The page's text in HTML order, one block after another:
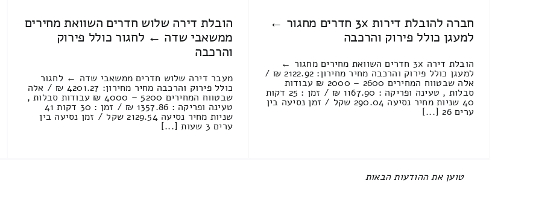
חברה להובלת דירות 3x חדרים מחגור ←
למעגן כולל פירוק והרכבה
הובלת דירה 3x חדרים השוואת מחירים מחגור ←
למעגן כולל פירוק והרכבה מחיר מחירון: 2122.92 ₪ /
אלה שבטווח המחירים 2600 – 2000 ₪ עבודות
סבלות , טעינה ופריקה : 1167.90 ₪ / זמן : 25 דקות
40 שניות מחיר נסיעה 290.04 שקל / זמן נסיעה בין
ערים 26 [...]
הובלת דירה שלוש חדרים השוואת מחירים
ממשאבי שדה ← לחגור כולל פירוק
והרכבה
מעבר דירה שלוש חדרים ממשאבי שדה ← לחגור
כולל פירוק והרכבה מחיר מחירון: 4201.27 ₪ / אלה
שבטווח המחירים 5200 – 4000 ₪ עבודות סבלות ,
טעינה ופריקה : 1357.86 ₪ / זמן : 30 דקות 41
שניות מחיר נסיעה 2129.54 שקל / זמן נסיעה בין
ערים 3 שעות [...]
All items displayed.